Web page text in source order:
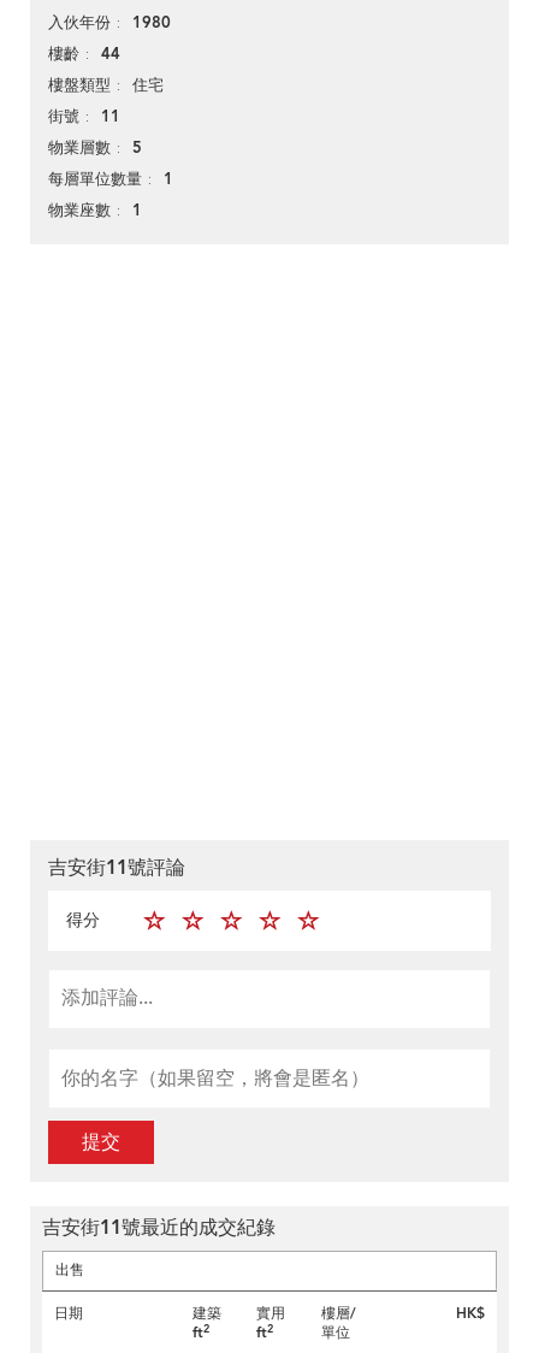
入伙年份 1980
樓齡 44
樓盤類型 住宅
街號 11
物業層數 5
每層單位數量 1
物業座數 1
吉安街11號評論
得分
提交
吉安街11號最近的成交紀錄
出售
日期
建築
ft2
實用
ft2
樓層/
單位
HK$